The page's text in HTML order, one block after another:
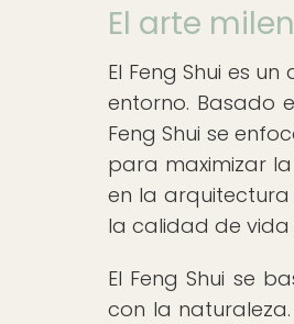
El arte
El Feng Shui es
entorno. Basado
Feng Shui se
para maximizar
en la arquitectura
la calidad de vida
El Feng Shui se
con la